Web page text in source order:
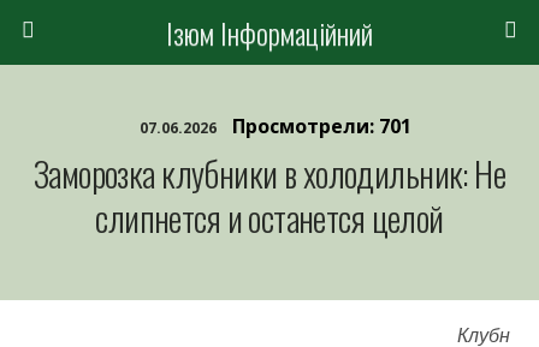
Ізюм Інформаційний
07.06.2026 Просмотрели: 701
Заморозка клубники в холодильник: Не
слипнется и останется целой
Клубн